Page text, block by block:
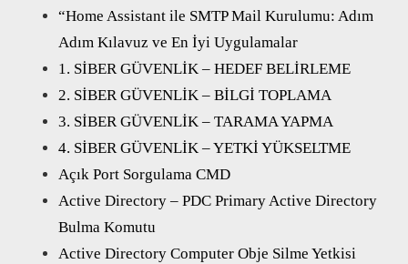
“Home Assistant ile SMTP Mail Kurulumu: Adım
Adım Kılavuz ve En İyi Uygulamalar
1. SİBER GÜVENLİK – HEDEF BELİRLEME
2. SİBER GÜVENLİK – BİLGİ TOPLAMA
3. SİBER GÜVENLİK – TARAMA YAPMA
4. SİBER GÜVENLİK – YETKİ YÜKSELTME
Açık Port Sorgulama CMD
Active Directory – PDC Primary Active Directory
Bulma Komutu
Active Directory Computer Obje Silme Yetkisi